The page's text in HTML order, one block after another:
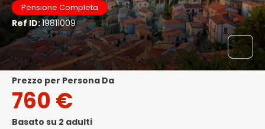
Pensione Completa
Ref ID:19811009
Prezzo per Persona Da
760 €
Basato su 2 adulti